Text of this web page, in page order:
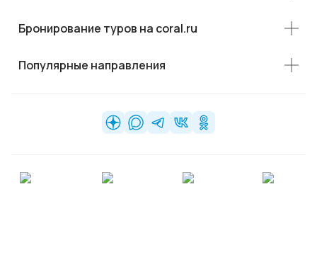
Бронирование туров на coral.ru
Популярные направления